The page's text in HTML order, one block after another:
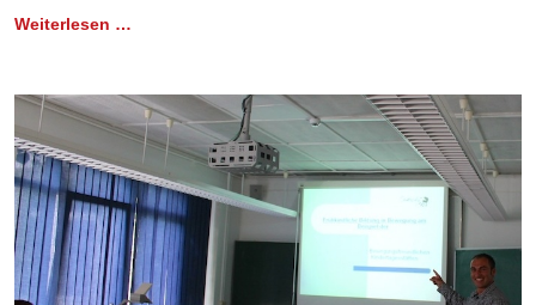
Weiterlesen …